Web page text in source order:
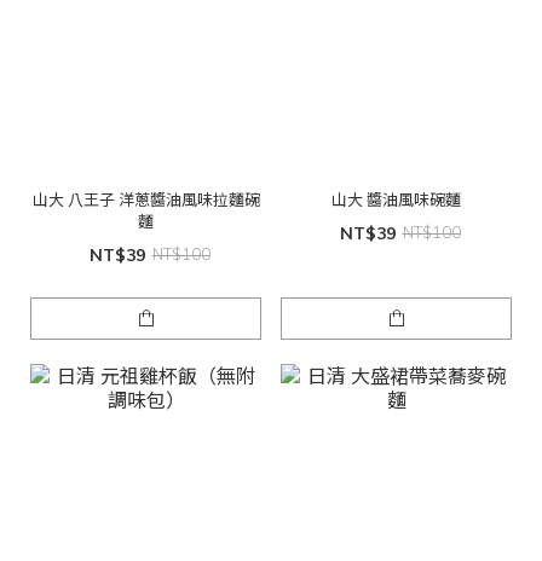
山大 八王子 洋蔥醬油風味拉麵碗
麵
NT$39 NT$100
山大 醬油風味碗麵
NT$39 NT$100